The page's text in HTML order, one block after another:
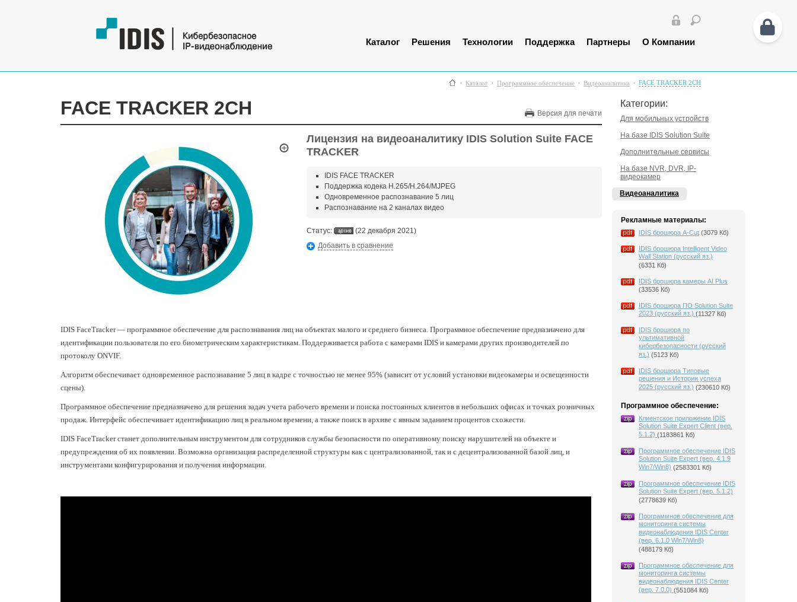
Каталог Решения Технологии Поддержка Партнеры О Компании
Каталог Программное обеспечение Видеоаналитика FACE TRACKER 2CH
Категории:
Для мобильных устройств
На базе IDIS Solution Suite
Дополнительные сервисы
На базе NVR, DVR, IP-
видеокамер
Видеоаналитика
Рекламные материалы:
IDIS брошюра A-Cut (3079 Кб)
IDIS брошюра Intelligent Video
Wall Station (русский яз.)
(6331 Кб)
IDIS брошюра камеры AI Plus
(33536 Кб)
IDIS брошюра ПО Solution Suite
2023 (русский яз.) (11327 Кб)
IDIS брошюра по
ультимативной
кибербезопасности (русский
яз.) (5123 Кб)
IDIS брошюра Типовые
решения и Истории успеха
2025 (русский яз.) (230610 Кб)
Программное обеспечение:
Клиентское приложение IDIS
Solution Suite Expert Client (вер.
5.1.2) (1183861 Кб)
Программное обеспечение IDIS
Solution Suite Expert (вер. 4.1.9
Win7/Win8) (2583301 Кб)
Программное обеспечение IDIS
Solution Suite Expert (вер. 5.1.2)
(2778639 Кб)
Программное обеспечение для
мониторинга системы
видеонаблюдения IDIS Center
(вер. 6.1.0 Win7/Win8)
(488179 Кб)
Программное обеспечение для
мониторинга системы
видеонаблюдения IDIS Center
(вер. 7.0.0) (551084 Кб)
Версия для печати
FACE TRACKER 2CH
Лицензия на видеоаналитику IDIS Solution Suite FACE
TRACKER
IDIS FACE TRACKER
Поддержка кодека H.265/H.264/MJPEG
Одновременное распознавание 5 лиц
Распознавание на 2 каналах видео
Статус:
(22 декабря 2021)
Добавить в сравнение
IDIS FaceTracker — программное обеспечение для распознавания лиц на объектах малого и среднего бизнеса. Программное обеспечение предназначено для
идентификации пользователя по его биометрическим характеристикам. Поддерживается работа с камерами IDIS и камерами других производителей по
протоколу ONVIF.
Алгоритм обеспечивает одновременное распознавание 5 лиц в кадре с точностью не менее 95% (зависит от условий установки видеокамеры и освещенности
сцены).
Программное обеспечение предназначено для решения задач учета рабочего времени и поиска постоянных клиентов в небольших офисах и точках розничных
продаж. Интерфейс обеспечивает идентификацию лиц в реальном времени, а также поиск в архиве с явным заданием процентов схожести.
IDIS FaceTracker станет дополнительным инструментом для сотрудников службы безопасности по оперативному поиску нарушителей на объекте и
предупреждения об их появлении. Возможна организация распределенной структуры как с централизованной, так и с децентрализованной базой лиц, и
инструментами конфигурирования и получения информации.